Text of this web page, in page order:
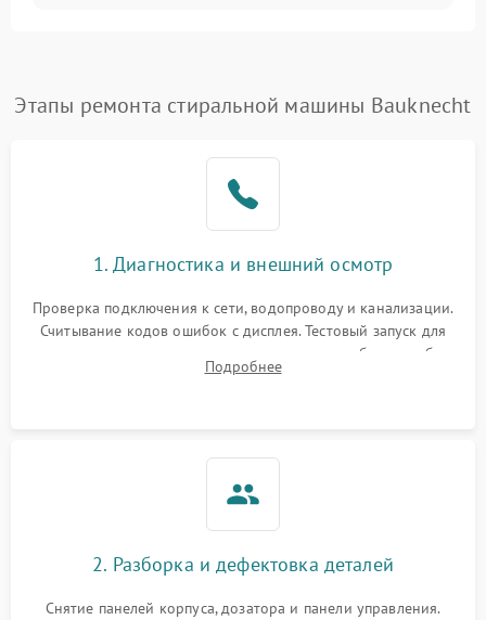
2200 ₽ Подробнее →
Этапы ремонта стиральной машины Bauknecht
1. Диагностика и внешний осмотр
Проверка подключения к сети, водопроводу и канализации.
Считывание кодов ошибок с дисплея. Тестовый запуск для
выявления посторонних шумов, протечек или сбоев в работе
электронного модуля управления.
Подробнее
2. Разборка и дефектовка деталей
Снятие панелей корпуса, дозатора и панели управления.